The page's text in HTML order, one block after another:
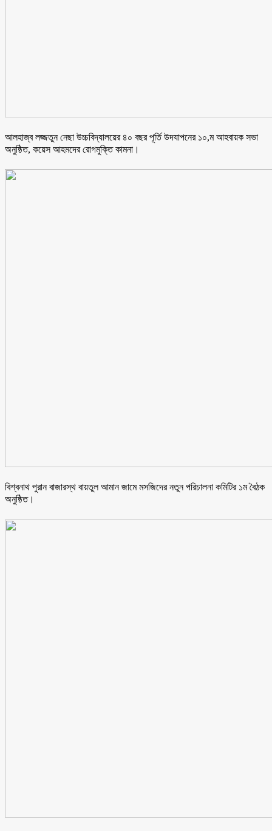
আলহাজ্ব লজ্জতুন নেছা উচ্চবিদ্যালয়ের ৪০ বছর পূর্তি উদযাপনের ১০,ম আহবায়ক সভা
অনুষ্ঠিত, কয়েস আহমদের রোগমুক্তি কামনা।
বিশ্বনাথ পুরান বাজারস্থ বায়তুল আমান জামে মসজিদের নতুন পরিচালনা কমিটির ১ম বৈঠক
অনুষ্ঠিত।